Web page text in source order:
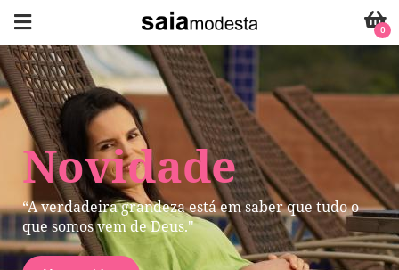
Novidade
“A verdadeira grandeza está em saber que tudo o
que somos vem de Deus."
0